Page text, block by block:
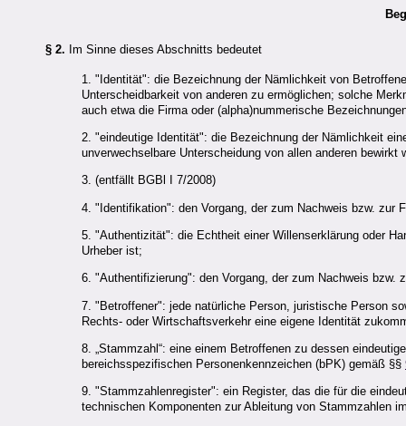
§ 2. Im Sinne dieses Abschnitts bedeutet
1. "Identität": die Bezeichnung der Nämlichkeit von
Unterscheidbarkeit von anderen zu ermöglichen; solche
auch etwa die Firma oder (alpha)nummerische
2. "eindeutige Identität": die Bezeichnung der Nämlichkeit
unverwechselbare Unterscheidung von allen anderen bewirkt
3. (entfällt BGBl I 7/2008)
4. "Identifikation": den Vorgang, der zum Nachweis bzw. zur
5. "Authentizität": die Echtheit einer Willenserklärung oder
Urheber ist;
6. "Authentifizierung": den Vorgang, der zum Nachweis bzw.
7. "Betroffener": jede natürliche Person, juristische Person
Rechts- oder Wirtschaftsverkehr eine eigene Identität
8. „Stammzahl“: eine einem Betroffenen zu dessen
bereichsspezifischen Personenkennzeichen (bPK) gemäß §§
9. "Stammzahlenregister": ein Register, das die für die
technischen Komponenten zur Ableitung von Stammzahlen